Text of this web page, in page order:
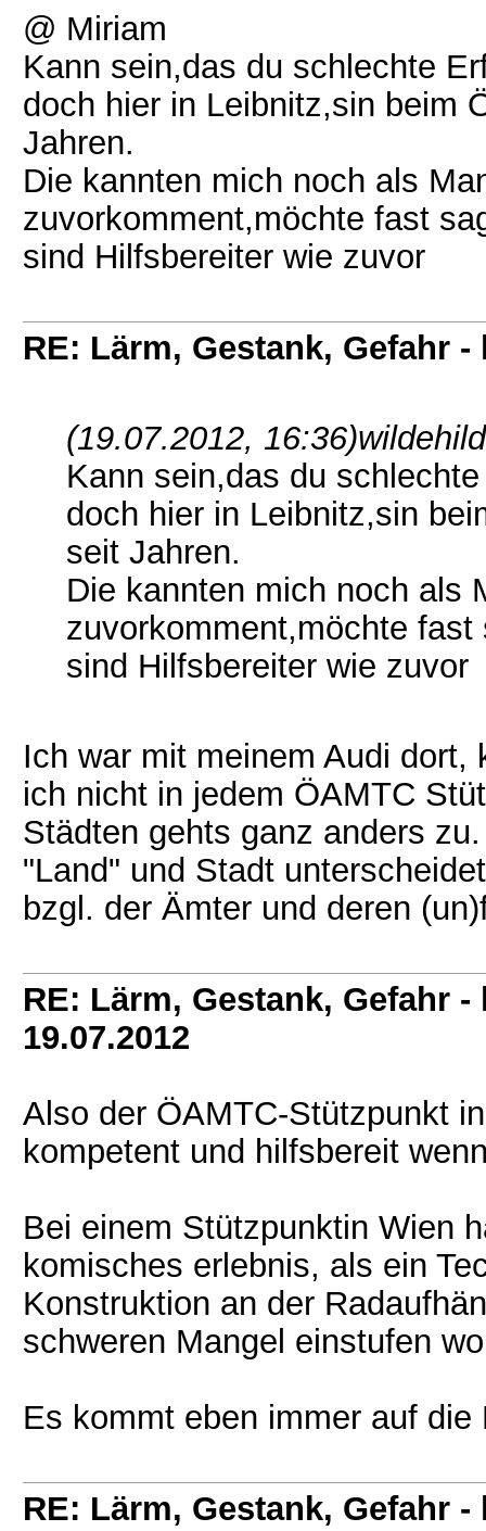
@ Miriam
Kann sein,das du schlechte
doch hier in Leibnitz,sin beim
Jahren.
Die kannten mich noch als
zuvorkomment,möchte fast
sind Hilfsbereiter wie zuvor
RE: Lärm, Gestank, Gefahr
(19.07.2012, 16:36)
Kann sein,das du
doch hier in Leibnitz,sin
seit Jahren.
Die kannten mich noch als
zuvorkomment,möchte fast
sind Hilfsbereiter wie zuvor
Ich war mit meinem Audi
ich nicht in jedem ÖAMTC
Städten gehts ganz anders zu.
"Land" und Stadt
bzgl. der Ämter und deren
RE: Lärm, Gestank, Gefahr
19.07.2012
Also der ÖAMTC-Stützpunkt
kompetent und hilfsbereit
Bei einem Stützpunktin Wien
komisches erlebnis, als ein
Konstruktion an der
schweren Mangel einstufen
Es kommt eben immer auf die
RE: Lärm, Gestank, Gefahr